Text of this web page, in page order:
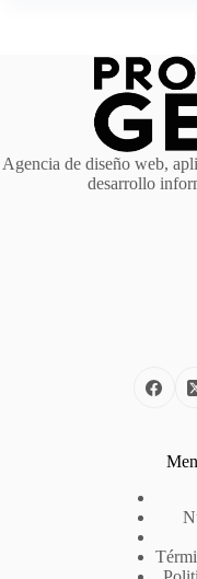
Agencia de diseño web,
desarrollo